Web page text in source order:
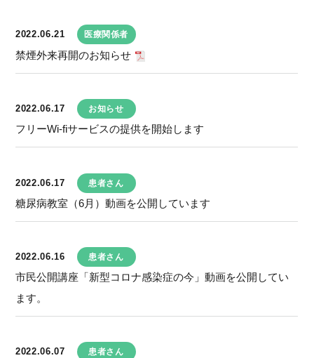
2022.06.21 医療関係者
禁煙外来再開のお知らせ
2022.06.17 お知らせ
フリーWi-fiサービスの提供を開始します
2022.06.17 患者さん
糖尿病教室（6月）動画を公開しています
2022.06.16 患者さん
市民公開講座「新型コロナ感染症の今」動画を公開してい
ます。
2022.06.07 患者さん